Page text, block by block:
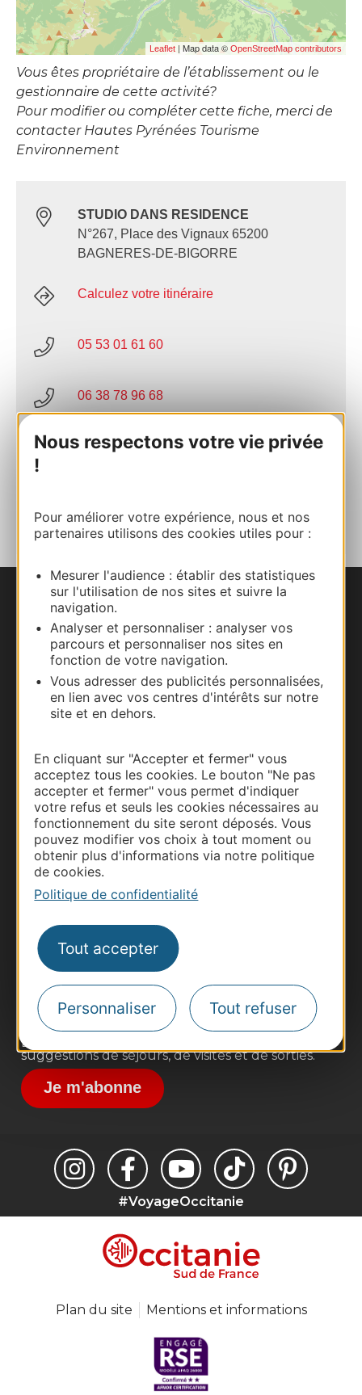
Nous respectons votre vie privée
!
Pour améliorer votre expérience, nous et nos
partenaires utilisons des cookies utiles pour :
Mesurer l'audience : établir des statistiques
sur l'utilisation de nos sites et suivre la
navigation.
Analyser et personnaliser : analyser vos
parcours et personnaliser nos sites en
fonction de votre navigation.
Vous adresser des publicités personnalisées,
en lien avec vos centres d'intérêts sur notre
site et en dehors.
En cliquant sur "Accepter et fermer" vous
acceptez tous les cookies. Le bouton "Ne pas
accepter et fermer" vous permet d'indiquer
votre refus et seuls les cookies nécessaires au
fonctionnement du site seront déposés. Vous
pouvez modifier vos choix à tout moment ou
obtenir plus d'informations via notre politique
de cookies.
Politique de confidentialité
Tout accepter
Personnaliser Tout refuser
Leaflet | Map data © OpenStreetMap contributors
Vous êtes propriétaire de l’établissement ou le
gestionnaire de cette activité?
Pour modifier ou compléter cette fiche, merci de
contacter Hautes Pyrénées Tourisme
Environnement
STUDIO DANS RESIDENCE
N°267, Place des Vignaux 65200
BAGNERES-DE-BIGORRE
Calculez votre itinéraire
05 53 01 61 60
06 38 78 96 68
E-mail
Nous contacter
Carte interactive
Documentation
Thermalisme
Business/Mice
Pros d'Occitanie
Site presse et d'influence
Voyagistes
Destination Sport
Inscrivez-vous à la lettre d'information
Destination Occitanie pour recevoir des
suggestions de séjours, de visites et de sorties.
Je m'abonne
#VoyageOccitanie
Plan du site Mentions et informations